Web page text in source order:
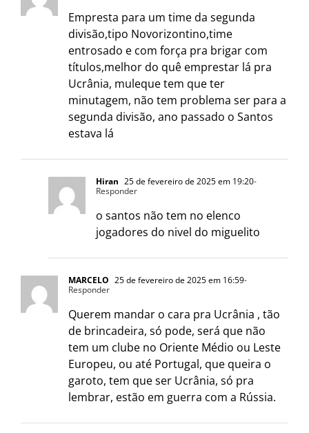
Empresta para um time da segunda
divisão,tipo Novorizontino,time
entrosado e com força pra brigar com
títulos,melhor do quê emprestar lá pra
Ucrânia, muleque tem que ter
minutagem, não tem problema ser para a
segunda divisão, ano passado o Santos
estava lá
Hiran 25 de fevereiro de 2025 em 19:20-
Responder
o santos não tem no elenco
jogadores do nivel do miguelito
MARCELO 25 de fevereiro de 2025 em 16:59-
Responder
Querem mandar o cara pra Ucrânia , tão
de brincadeira, só pode, será que não
tem um clube no Oriente Médio ou Leste
Europeu, ou até Portugal, que queira o
garoto, tem que ser Ucrânia, só pra
lembrar, estão em guerra com a Rússia.